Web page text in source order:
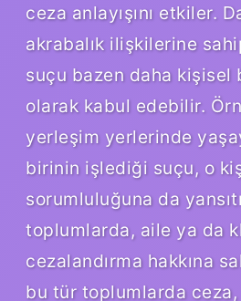
ceza anlayışını etkiler.
akrabalık ilişkilerine
suçu bazen daha kişisel
olarak kabul edebilir.
yerleşim yerlerinde
birinin işlediği suçu, o
sorumluluğuna da
toplumlarda, aile ya da
cezalandırma hakkına
bu tür toplumlarda